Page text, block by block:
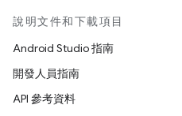
說明文件和下載項目
Android Studio 指南
開發人員指南
API 參考資料